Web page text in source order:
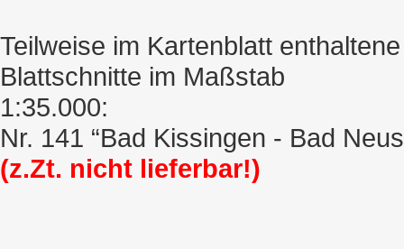
Teilweise im Kartenblatt enthaltene
Blattschnitte im Maßstab
1:35.000:
Nr. 141 “Bad Kissingen - Bad
(z.Zt. nicht lieferbar!)